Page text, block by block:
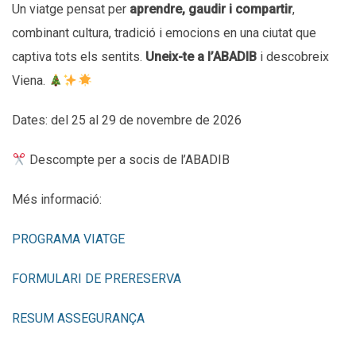
Un viatge pensat per aprendre, gaudir i compartir,
combinant cultura, tradició i emocions en una ciutat que
captiva tots els sentits. Uneix-te a l’ABADIB i descobreix
Viena.
Dates: del 25 al 29 de novembre de 2026
Descompte per a socis de l’ABADIB
Més informació:
PROGRAMA VIATGE
FORMULARI DE PRERESERVA
RESUM ASSEGURANÇA